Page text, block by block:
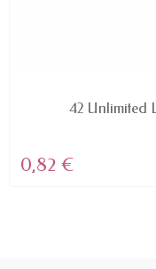
42 Unlimited
0,82 €